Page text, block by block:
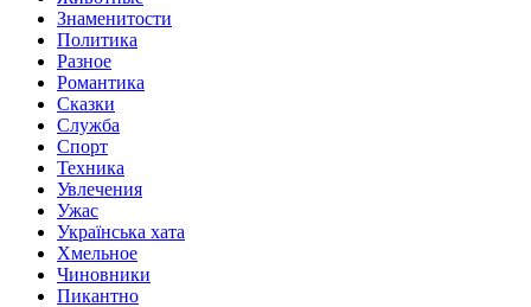
Знаменитости
Политика
Разное
Романтика
Сказки
Служба
Спорт
Техника
Увлечения
Ужас
Українська хата
Хмельное
Чиновники
Пикантно